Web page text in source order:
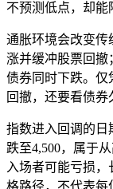
不预测低点，却能
通胀环境会改变传
涨并缓冲股票回撤
债券同时下跌。仅
回撤，还要看债券
指数进入回调的日
跌至4,500，属于
入场者可能亏损